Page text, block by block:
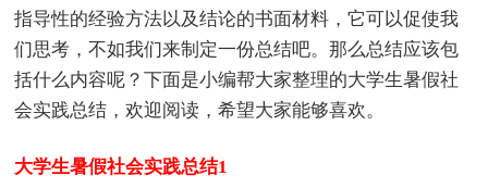
指导性的经验方法以及结论的书面材料，它可以促使我
们思考，不如我们来制定一份总结吧。那么总结应该包
括什么内容呢？下面是小编帮大家整理的大学生暑假社
会实践总结，欢迎阅读，希望大家能够喜欢。
大学生暑假社会实践总结1